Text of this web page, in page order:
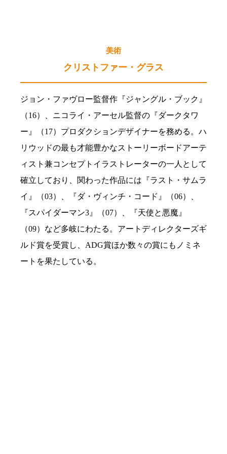
美術
クリストファー・グラス
ジョン・ファヴロー監督作『ジャングル・ブック』
（16）、ニコライ・アーセル監督の『ダークタワ
ー』（17）プロダクションデザイナーを務める。ハ
リウッドの最も才能豊かなストーリーボードアーテ
ィスト兼コンセプトイラストレーターの一人として
確立しており、関わった作品には『ラスト・サムラ
イ』（03）、『ダ・ヴィンチ・コード』（06）、
『スパイダーマン3』（07）、『天使と悪魔』
（09）など多岐にわたる。アートディレクターズギ
ルド賞を受賞し、ADG賞ほか数々の賞にもノミネ
ートを果たしている。